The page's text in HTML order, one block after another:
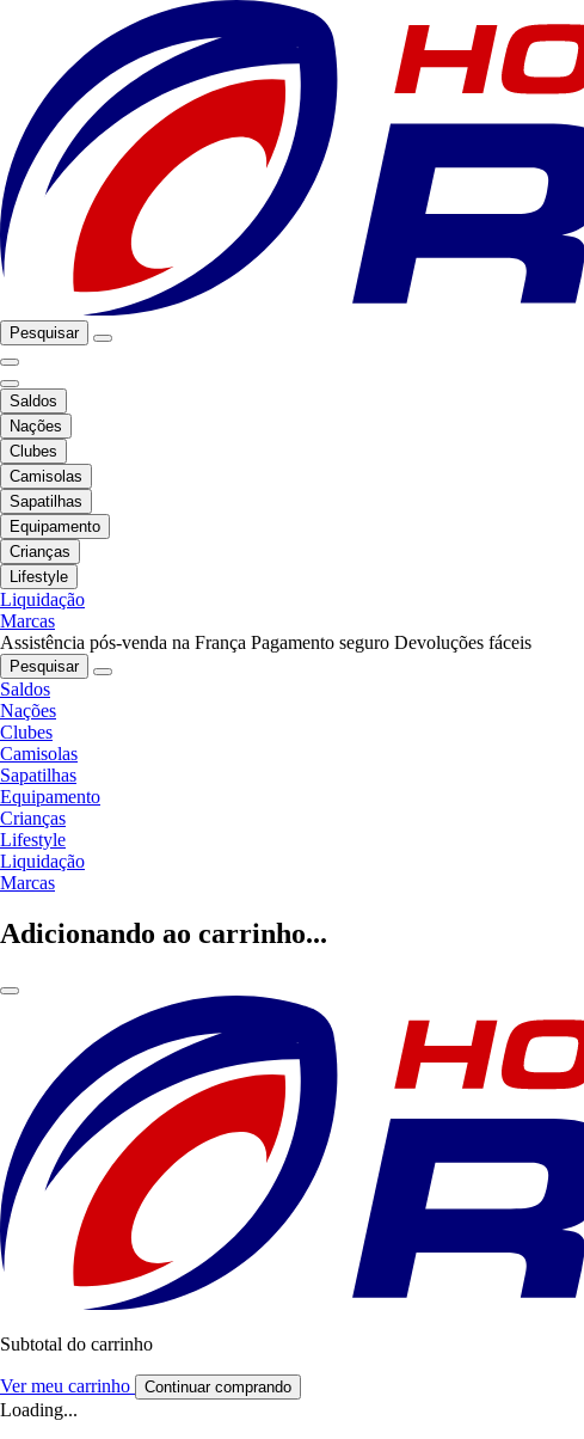
Pesquisar
Saldos
Nações
Clubes
Camisolas
Sapatilhas
Equipamento
Crianças
Lifestyle
Liquidação
Marcas
Assistência pós-venda na França Pagamento seguro Devoluções fáceis
Pesquisar
Saldos
Nações
Clubes
Camisolas
Sapatilhas
Equipamento
Crianças
Lifestyle
Liquidação
Marcas
Adicionando ao carrinho...
Subtotal do carrinho
Ver meu carrinho Continuar comprando
Loading...